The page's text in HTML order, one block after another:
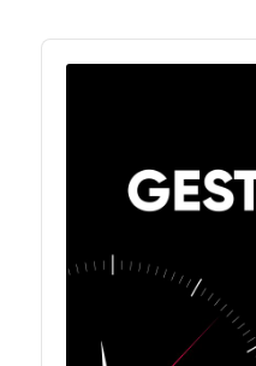
Audio
Player